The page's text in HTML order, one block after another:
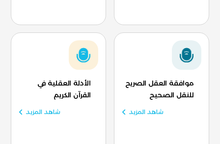
موافقة العقل الصريح
للنقل الصحيح
شاهد المزيد
الأدلة العقلية في
القرآن الكريم
شاهد المزيد